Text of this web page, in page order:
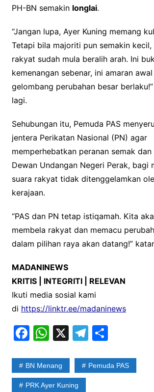
PH-BN semakin longlai.
“Jangan lupa, Ayer Kuning memang
Tetapi bila majoriti pun semakin
rakyat sudah mula beralih arah. Ini
kemenangan sebenar, ini amaran
gelombang perubahan besar
lagi.
Sehubungan itu, Pemuda PAS
jentera Perikatan Nasional (PN) agar
memperhebatkan peranan semak
Dewan Undangan Negeri Perak, bagi
suara rakyat tidak ditenggelamkan
kerajaan.
“PAS dan PN tetap istiqamah. Kita
membela rakyat dan memacu
dalam pilihan raya akan datang!”
MADANINEWS
KRITIS | INTEGRITI | RELEVAN
Ikuti media sosial kami
di https://linktr.ee/madaninews
F
c
e
W
at
s
X T
e
S
ar
BN Menang Pemuda PAS
PRK Ayer Kuning